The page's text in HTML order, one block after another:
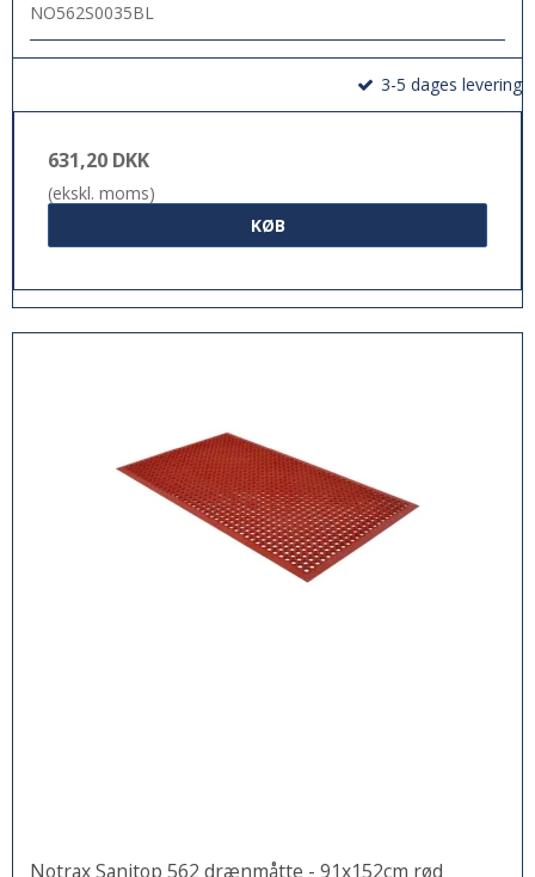
NO562S0035BL
3-5 dages levering
631,20 DKK
(ekskl. moms)
KØB
Notrax Sanitop 562 drænmåtte - 91x152cm rød